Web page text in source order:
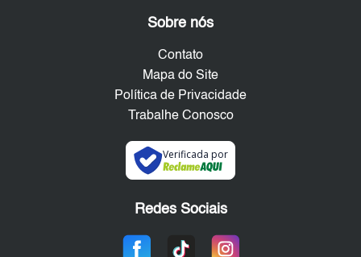
Sobre nós
Contato
Mapa do Site
Política de Privacidade
Trabalhe Conosco
Verificada por
Redes Sociais